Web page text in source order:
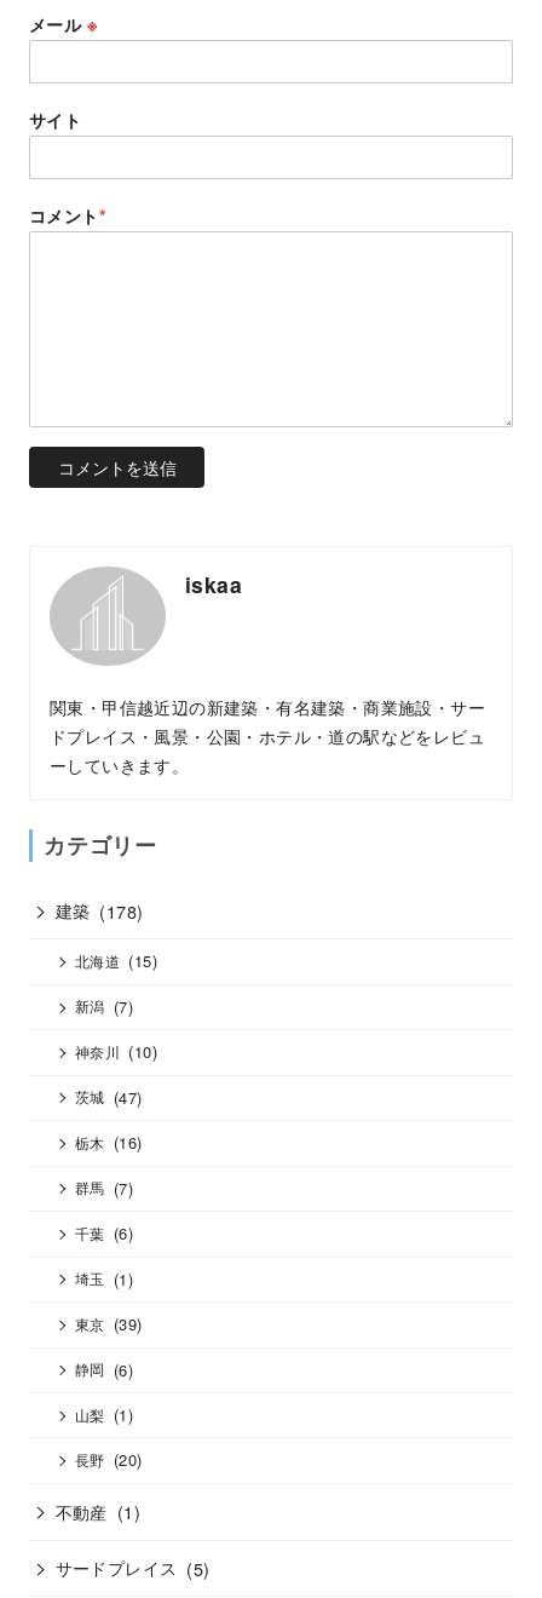
メール ※
サイト
コメント*
iskaa
関東・甲信越近辺の新建築・有名建築・商業施設・サー
ドプレイス・風景・公園・ホテル・道の駅などをレビュ
ーしていきます。
カテゴリー
建築 (178)
北海道 (15)
新潟 (7)
神奈川 (10)
茨城 (47)
栃木 (16)
群馬 (7)
千葉 (6)
埼玉 (1)
東京 (39)
静岡 (6)
山梨 (1)
長野 (20)
不動産 (1)
サードプレイス (5)